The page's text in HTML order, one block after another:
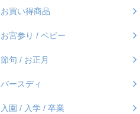
お買い得商品
お宮参り / ベビー
節句 / お正月
バースディ
入園 / 入学 / 卒業